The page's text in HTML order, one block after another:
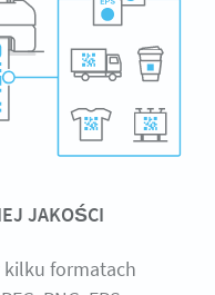
JAKOŚCI
formatach